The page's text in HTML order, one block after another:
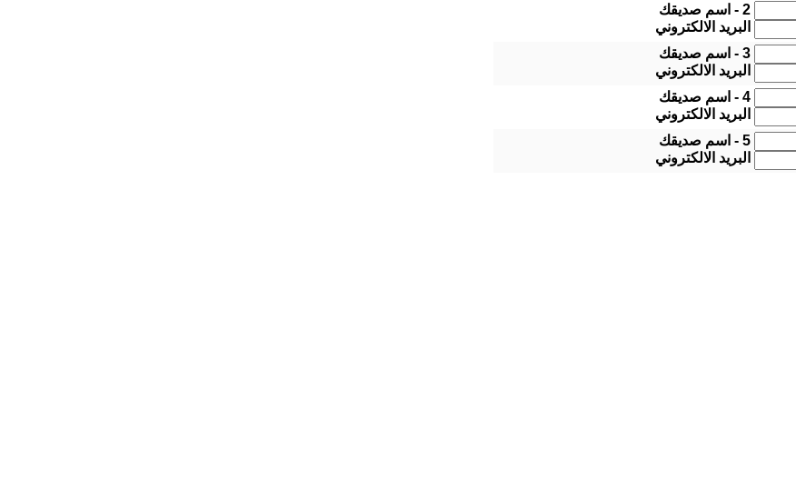
2 - اسم صديقك
البريد الالكتروني
3 - اسم صديقك
البريد الالكتروني
4 - اسم صديقك
البريد الالكتروني
5 - اسم صديقك
البريد الالكتروني